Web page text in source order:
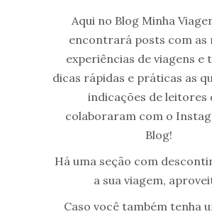
Aqui no Blog Minha
encontrará posts com as
experiências de viagens e
dicas rápidas e práticas as
indicações de leitores
colaboraram com o
Blog!
Há uma seção com
a sua viagem,
Caso você também tenha